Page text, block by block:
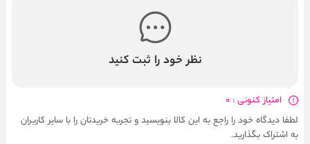
نظر خود را ثبت کنید
امتیاز کنونی : 0
لطفا دیدگاه خود را راجع به این کالا بنویسید و تجربه خریدتان را با سایر کاربران
به اشتراک بگذارید.